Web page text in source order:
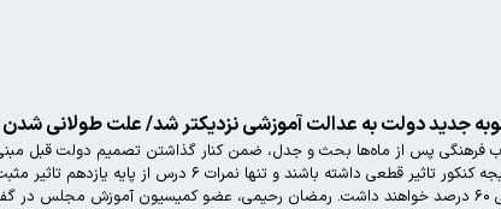
جدید دولت به عدالت آموزشی نزدیکتر شد/ علت طولانی شدن
فرهنگی پس از ماه‌ها بحث و جدل، ضمن کنار گذاشتن تصمیم دولت قبل مبنی